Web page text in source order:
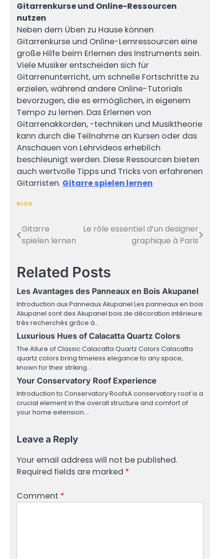
Gitarrenkurse und Online-Ressourcen
nutzen
Neben dem Üben zu Hause können
Gitarrenkurse und Online-Lernressourcen eine
große Hilfe beim Erlernen des Instruments sein.
Viele Musiker entscheiden sich für
Gitarrenunterricht, um schnelle Fortschritte zu
erzielen, während andere Online-Tutorials
bevorzugen, die es ermöglichen, in eigenem
Tempo zu lernen. Das Erlernen von
Gitarrenakkorden, -techniken und Musiktheorie
kann durch die Teilnahme an Kursen oder das
Anschauen von Lehrvideos erheblich
beschleunigt werden. Diese Ressourcen bieten
auch wertvolle Tipps und Tricks von erfahrenen
Gitarristen. Gitarre spielen lernen
BLOG
Post
navigation
Gitarre
spielen lernen
Le rôle essentiel d’un designer
graphique à Paris
Related Posts
Les Avantages des Panneaux en Bois Akupanel
Introduction aux Panneaux Akupanel Les panneaux en bois
Akupanel sont des Akupanel bois de décoration intérieure
très recherchés grâce à…
Luxurious Hues of Calacatta Quartz Colors
The Allure of Classic Calacatta Quartz Colors Calacatta
quartz colors bring timeless elegance to any space,
known for their striking…
Your Conservatory Roof Experience
Introduction to Conservatory RoofsA conservatory roof is a
crucial element in the overall structure and comfort of
your home extension.…
Leave a Reply
Your email address will not be published.
Required fields are marked *
Comment *